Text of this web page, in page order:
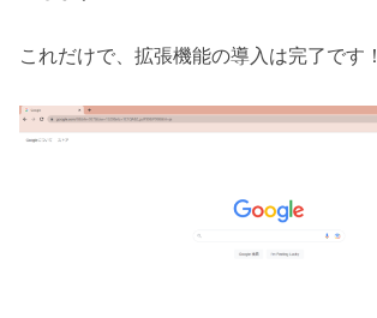
これだけで、拡張機能の導入は完了です！